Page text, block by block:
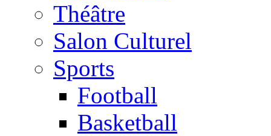
Théâtre
Salon Culturel
Sports
Football
Basketball